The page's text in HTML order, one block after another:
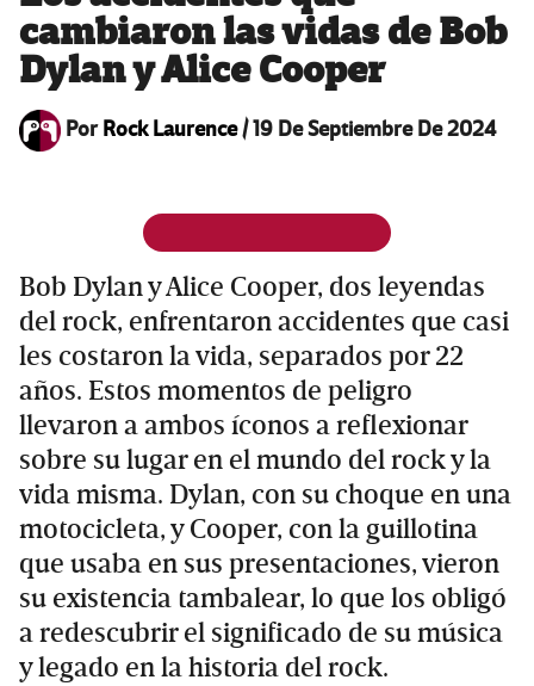
cambiaron las vidas de Bob
Dylan y Alice Cooper
PorRock Laurence/19 De Septiembre De 2024
Bob Dylan y Alice Cooper, dos leyendas
del rock, enfrentaron accidentes que casi
les costaron la vida, separados por 22
años. Estos momentos de peligro
llevaron a ambos íconos a reflexionar
sobre su lugar en el mundo del rock y la
vida misma. Dylan, con su choque en una
motocicleta, y Cooper, con la guillotina
que usaba en sus presentaciones, vieron
su existencia tambalear, lo que los obligó
a redescubrir el significado de su música
y legado en la historia del rock.